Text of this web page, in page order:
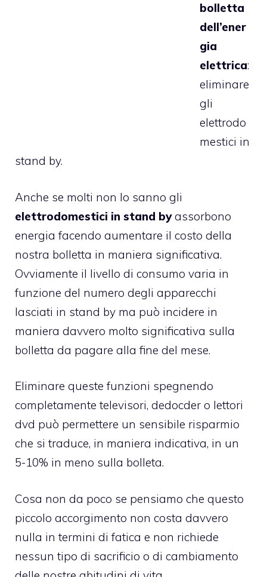
bolletta
dell’ener
gia
elettrica:
eliminare
gli
elettrodo
mestici in
stand by.
Anche se molti non lo sanno gli
elettrodomestici in stand byassorbono
energia facendo aumentare il costo della
nostra bolletta in maniera significativa.
Ovviamente il livello di consumo varia in
funzione del numero degli apparecchi
lasciati in stand by ma può incidere in
maniera davvero molto significativa sulla
bolletta da pagare alla fine del mese.
Eliminare queste funzioni spegnendo
completamente televisori, dedocder o lettori
dvd può permettere un sensibile risparmio
che si traduce, in maniera indicativa, in un
5-10% in meno sulla bolleta.
Cosa non da poco se pensiamo che questo
piccolo accorgimento non costa davvero
nulla in termini di fatica e non richiede
nessun tipo di sacrificio o di cambiamento